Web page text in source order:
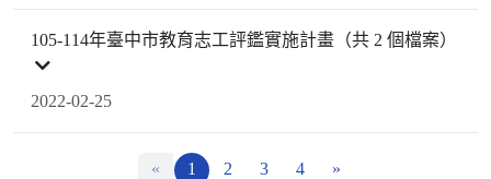
105-114年臺中市教育志工評鑑實施計畫（共 2 個檔案）
2022-02-25
« 1 2 3 4 »